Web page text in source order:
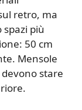
retro, ma
più
50 cm
Mensole
stare